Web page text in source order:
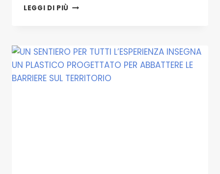
LEGGI DI PIÙ CONVEGNO
PATTO
PER
LO
SVILUPPO